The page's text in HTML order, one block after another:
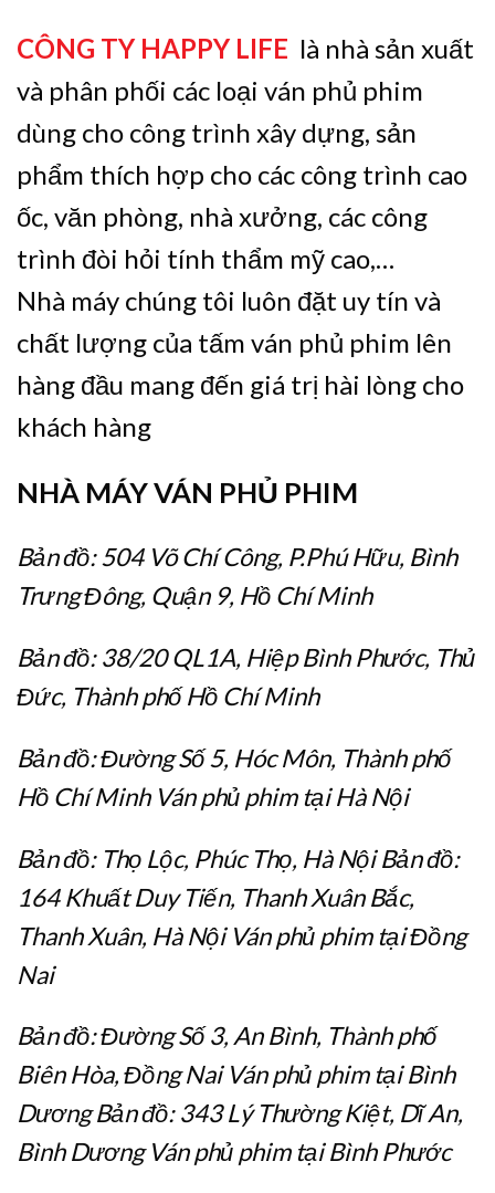
CÔNG TY HAPPY LIFE là nhà sản xuất
và phân phối các loại ván phủ phim
dùng cho công trình xây dựng, sản
phẩm thích hợp cho các công trình cao
ốc, văn phòng, nhà xưởng, các công
trình đòi hỏi tính thẩm mỹ cao,…
Nhà máy chúng tôi luôn đặt uy tín và
chất lượng của tấm ván phủ phim lên
hàng đầu mang đến giá trị hài lòng cho
khách hàng
NHÀ MÁY VÁN PHỦ PHIM
Bản đồ: 504 Võ Chí Công, P.Phú Hữu, Bình
Trưng Đông, Quận 9, Hồ Chí Minh
Bản đồ: 38/20 QL1A, Hiệp Bình Phước, Thủ
Đức, Thành phố Hồ Chí Minh
Bản đồ: Đường Số 5, Hóc Môn, Thành phố
Hồ Chí Minh Ván phủ phim tại Hà Nội
Bản đồ: Thọ Lộc, Phúc Thọ, Hà Nội Bản đồ:
164 Khuất Duy Tiến, Thanh Xuân Bắc,
Thanh Xuân, Hà Nội Ván phủ phim tại Đồng
Nai
Bản đồ: Đường Số 3, An Bình, Thành phố
Biên Hòa, Đồng Nai Ván phủ phim tại Bình
Dương Bản đồ: 343 Lý Thường Kiệt, Dĩ An,
Bình Dương Ván phủ phim tại Bình Phước